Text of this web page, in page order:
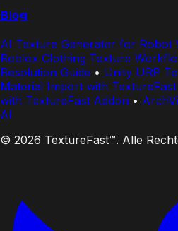
Blog
AI Texture Generator for Robot
Roblox Clothing Texture
Resolution Guide • Unity URP
Material Import with TextureFast
with TextureFast Addon •
AI
© 2026 TextureFast™. Alle